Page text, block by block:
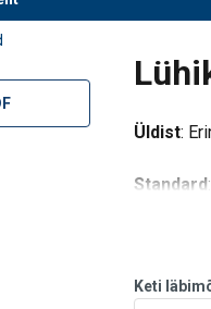
Üldist:
Standard
Keti